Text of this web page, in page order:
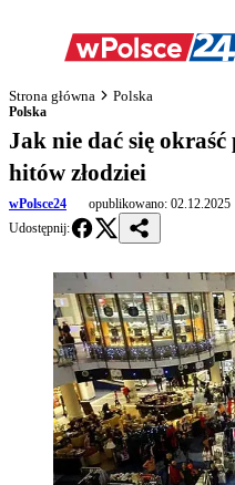
Strona główna Polska
Polska
Jak nie dać się
hitów złodziei
wPolsce24 opublikowano: 02.12.2025
Udostępnij: